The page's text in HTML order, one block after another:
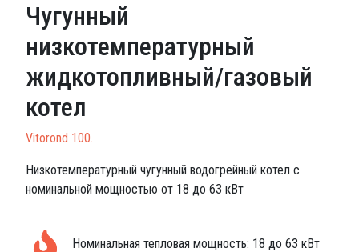
Чугунный
низкотемпературный
жидкотопливный/газовый
котел
Vitorond 100.
Низкотемпературный чугунный водогрейный котел с
номинальной мощностью от 18 до 63 кВт
Номинальная тепловая мощность: 18 до 63 кВт